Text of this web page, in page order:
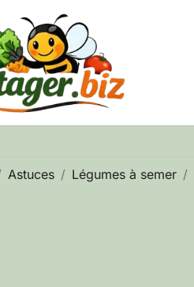
Astuces Légumes à semer